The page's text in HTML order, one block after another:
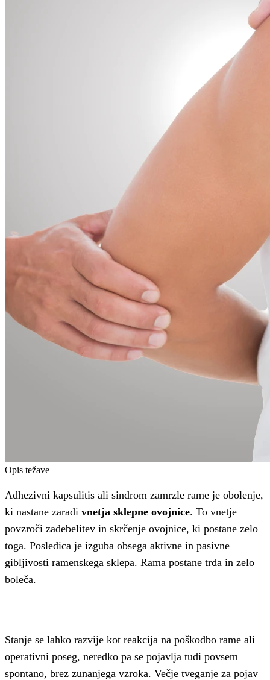
Opis težave
Adhezivni kapsulitis ali sindrom zamrzle rame je obolenje,
ki nastane zaradi vnetja sklepne ovojnice. To vnetje
povzroči zadebelitev in skrčenje ovojnice, ki postane zelo
toga. Posledica je izguba obsega aktivne in pasivne
gibljivosti ramenskega sklepa. Rama postane trda in zelo
boleča.
Stanje se lahko razvije kot reakcija na poškodbo rame ali
operativni poseg, neredko pa se pojavlja tudi povsem
spontano, brez zunanjega vzroka. Večje tveganje za pojav